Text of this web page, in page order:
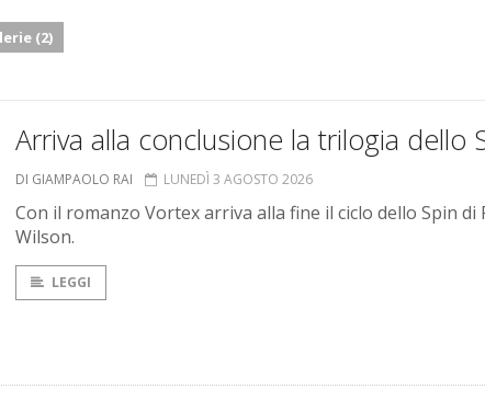
(2)
Arriva alla conclusione la trilogia dello
DI GIAMPAOLO RAI LUNEDÌ 3 AGOSTO 2026
Con il romanzo Vortex arriva alla fine il ciclo dello Spin di
Wilson.
LEGGI